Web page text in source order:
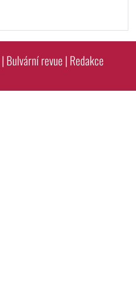
| Bulvární revue | Redakce